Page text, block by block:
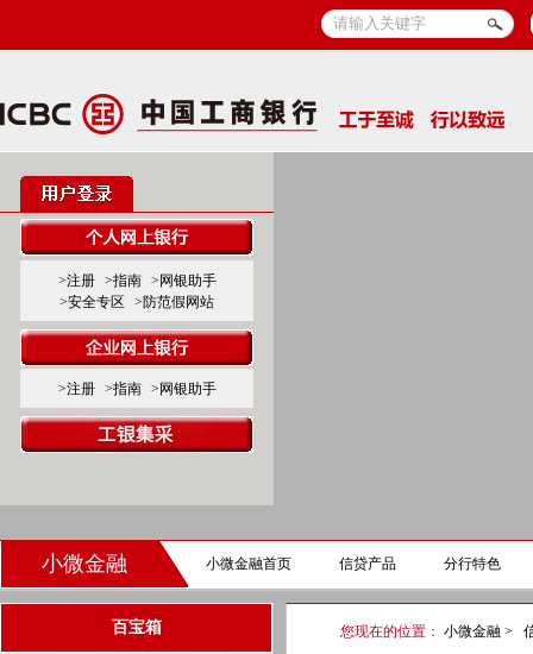
>注册 >指南
>网银助手
>安全专区
>防范假网站
>注册 >指南 >网银助手
小微金融 小微金融首页 信贷产品 分行特色
百宝箱 您现在的位置： 小微金融 >